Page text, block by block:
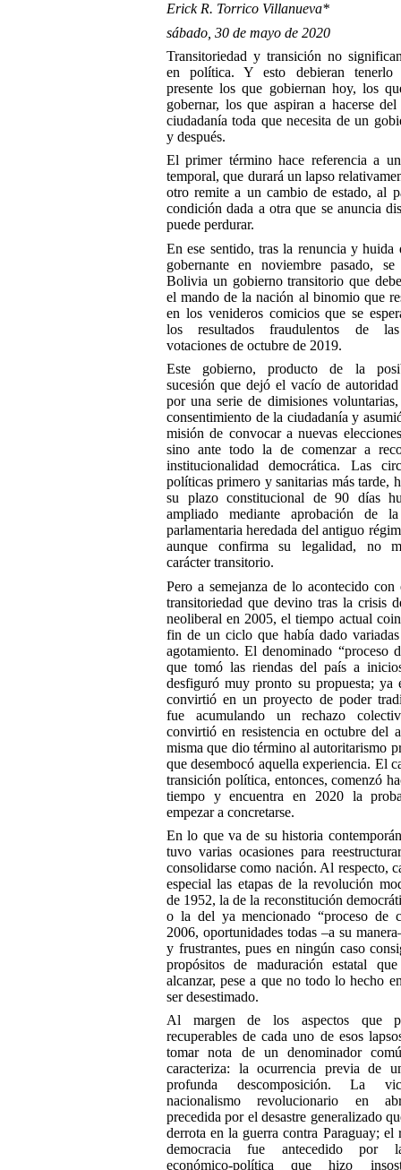
Erick R. Torrico Villanueva*
sábado, 30 de mayo de 2020
Transitoriedad y transición no
en política. Y esto debieran tenerlo
presente los que gobiernan hoy, los
gobernar, los que aspiran a hacerse
ciudadanía toda que necesita de un
y después.
El primer término hace referencia a
temporal, que durará un lapso
otro remite a un cambio de estado, al
condición dada a otra que se anuncia
puede perdurar.
En ese sentido, tras la renuncia y huida
gobernante en noviembre pasado,
Bolivia un gobierno transitorio que
el mando de la nación al binomio que
en los venideros comicios que se
los resultados fraudulentos de las
votaciones de octubre de 2019.
Este gobierno, producto de la
sucesión que dejó el vacío de
por una serie de dimisiones
consentimiento de la ciudadanía y
misión de convocar a nuevas
sino ante todo la de comenzar a
institucionalidad democrática. Las
políticas primero y sanitarias más tarde,
su plazo constitucional de 90 días
ampliado mediante aprobación de la
parlamentaria heredada del antiguo
aunque confirma su legalidad, no
carácter transitorio.
Pero a semejanza de lo acontecido con
transitoriedad que devino tras la crisis
neoliberal en 2005, el tiempo actual
fin de un ciclo que había dado variadas
agotamiento. El denominado “proceso
que tomó las riendas del país a
desfiguró muy pronto su propuesta; ya
convirtió en un proyecto de poder
fue acumulando un rechazo
convirtió en resistencia en octubre del
misma que dio término al autoritarismo
que desembocó aquella experiencia. El
transición política, entonces, comenzó
tiempo y encuentra en 2020 la
empezar a concretarse.
En lo que va de su historia
tuvo varias ocasiones para
consolidarse como nación. Al respecto,
especial las etapas de la revolución
de 1952, la de la reconstitución
o la del ya mencionado “proceso de
2006, oportunidades todas –a su
y frustrantes, pues en ningún caso
propósitos de maduración estatal
alcanzar, pese a que no todo lo hecho
ser desestimado.
Al margen de los aspectos que
recuperables de cada uno de esos
tomar nota de un denominador
caracteriza: la ocurrencia previa de
profunda descomposición. La
nacionalismo revolucionario en
precedida por el desastre generalizado
derrota en la guerra contra Paraguay; el
democracia fue antecedido por
económico-política que hizo